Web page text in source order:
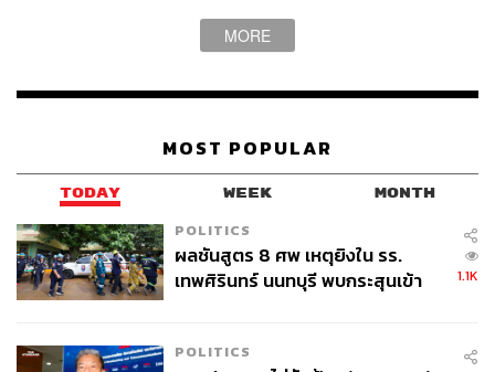
MORE
MOST POPULAR
TODAY WEEK MONTH
POLITICS
ผลชันสูตร 8 ศพ เหตุยิงใน รร.
เทพศิรินทร์ นนทบุรี พบกระสุนเข้า
1.1K
POLITICS